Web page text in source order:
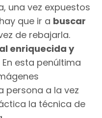
una vez expuestos
que ir a buscar
de rebajarla.
enriquecida y
En esta penúltima
persona a la vez
la técnica de